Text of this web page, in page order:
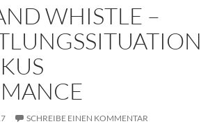
WHISTLE –
SCHREIBE EINEN KOMMENTAR